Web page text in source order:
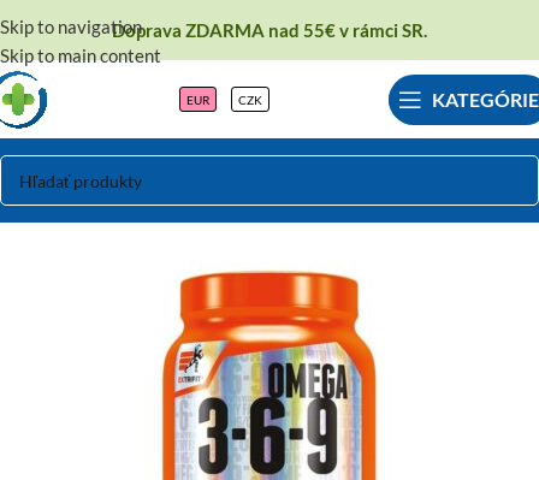
Skip to navigation
Skip to main content
Doprava ZDARMA nad 55€ v rámci SR.
EUR CZK KATEGÓRIE